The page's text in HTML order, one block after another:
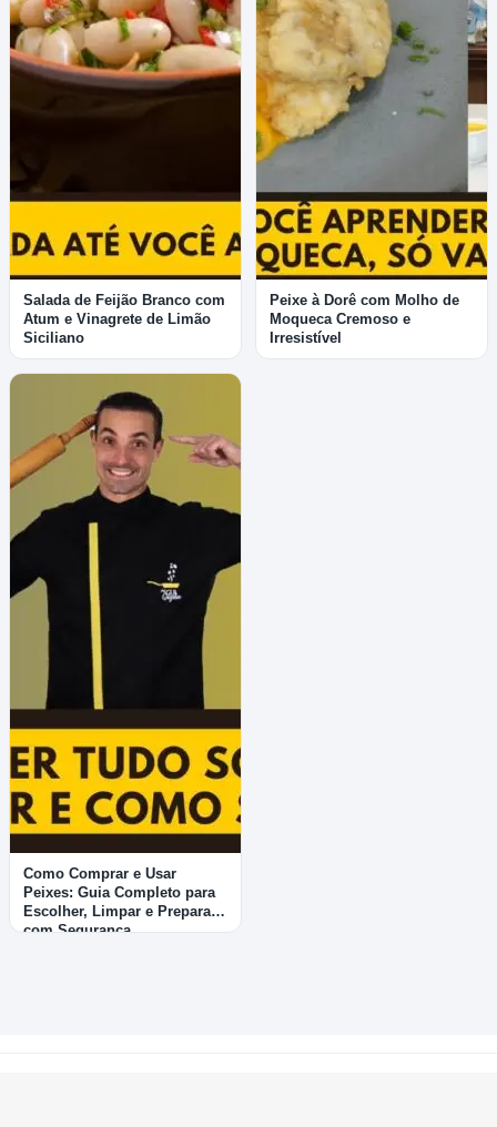
Salada de Feijão Branco com
Atum e Vinagrete de Limão
Siciliano
Peixe à Dorê com Molho de
Moqueca Cremoso e
Irresistível
Como Comprar e Usar
Peixes: Guia Completo para
Escolher, Limpar e Preparar
com Segurança